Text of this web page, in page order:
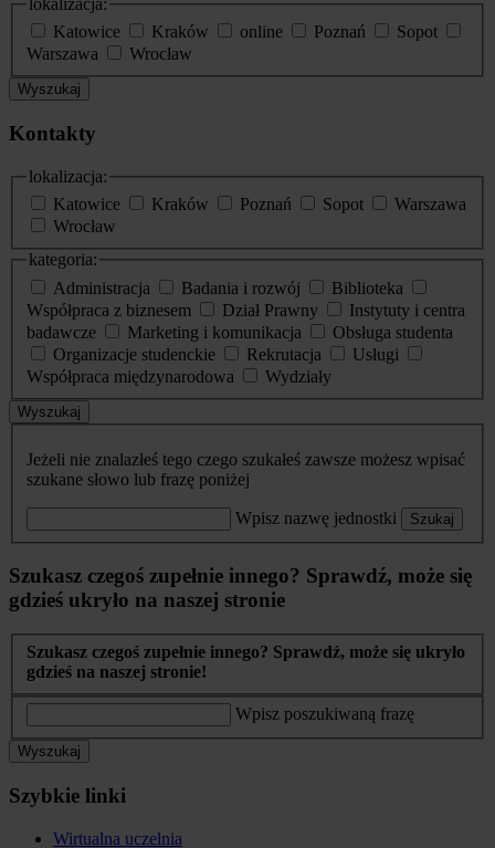
Katowice
Kraków online Poznań
Sopot
Warszawa
Wrocław
Wyszukaj
Kontakty
lokalizacja:
Katowice
Kraków Poznań Sopot
Warszawa
Wrocław
kategoria:
Administracja
Badania i rozwój
Biblioteka
Współpraca z biznesem
Dział Prawny
Instytuty i centra
badawcze
Marketing i komunikacja
Obsługa studenta
Organizacje studenckie
Rekrutacja
Usługi
Współpraca międzynarodowa
Wydziały
Wyszukaj
Jeżeli nie znalazłeś tego czego szukałeś zawsze możesz wpisać
szukane słowo lub frazę poniżej
Wpisz nazwę jednostki Szukaj
Szukasz czegoś zupełnie innego? Sprawdź, może się
gdzieś ukryło na naszej stronie
Szukasz czegoś zupełnie innego? Sprawdź, może się ukryło
gdzieś na naszej stronie!
Wpisz poszukiwaną frazę
Wyszukaj
Szybkie linki
Wirtualna uczelnia